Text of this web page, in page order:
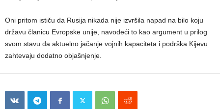
Oni pritom ističu da Rusija nikada nije izvršila napad na bilo koju
državu članicu Evropske unije, navodeći to kao argument u prilog
svom stavu da aktuelno jačanje vojnih kapaciteta i podrška Kijevu
zahtevaju dodatno objašnjenje.